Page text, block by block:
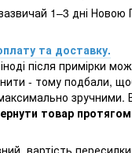
1–3 дні Новою
та доставку.
після примірки
- тому подбали,
зручними.
товар
вартість